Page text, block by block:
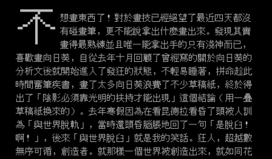
不 想畫東西了！對於畫技已經絕望了最近四天都沒
有碰畫筆，更不能說拿出什麼畫出來。發現其實
畫得最熟練並且唯一能拿出手的只有淺神而已，
喜歡畫向日葵，自從去年十月回顧了曾經寫的關於向日葵的
分析文後就開始進入了發狂的狀態，不輕易睡著，拼命趁此
時間奮筆疾書，畫了太多向日葵浪費了不少草稿紙，終於得
出了「陰影必須靠光明的扶持才能出現」這個結論（用一疊
草稿紙換來的）。去年寒假因為在看昆德拉看昏了頭被人訓
為「與世界脫軌」，當時還頭昏腦脹地回了一句「是脫臼！
啊！」，後來「與世界脫臼」就是我的笑話。狂人，超越數
無序可循，創造者。就那樣一個世界被創造出來，就如同花